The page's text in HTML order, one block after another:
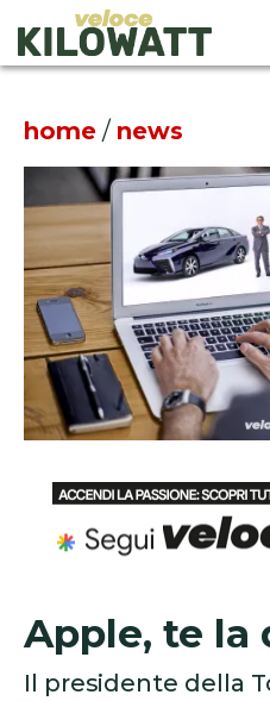
home / news
Apple, te la
Il presidente della